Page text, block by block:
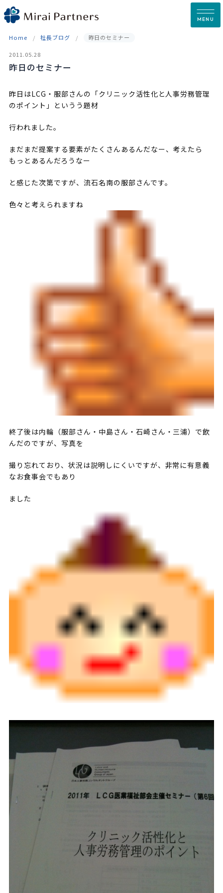
Skip
to
MENU
Home 社長ブログ 昨日のセミナー
2011.05.28
昨日のセミナー
昨日はLCG・服部さんの「クリニック活性化と人事労務管理
のポイント」というう題材
行われました。
まだまだ提案する要素がたくさんあるんだなー、考えたら
もっとあるんだろうなー
と感じた次第ですが、流石名南の服部さんです。
色々と考えられますね
終了後は内輪（服部さん・中島さん・石崎さん・三浦）で飲
んだのですが、写真を
撮り忘れており、状況は説明しにくいですが、非常に有意義
なお食事会でもあり
ました